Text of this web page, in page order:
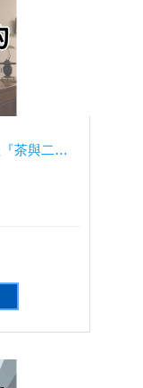
112年5月26日-樂品社『茶與二胡的邂逅』